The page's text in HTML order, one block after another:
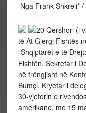
Nga Frank Shkreli* /
20 Qershori (i
të At Gjergj Fishtës
“Shqiptarët e të
Fishtën, Sekretar i
në frëngjisht në
Bumçi, Kryetar i
30-vjetorin e
amerikane, me 15